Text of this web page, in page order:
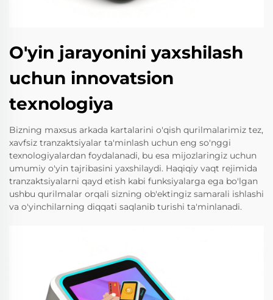
O'yin jarayonini yaxshilash
uchun innovatsion
texnologiya
Bizning maxsus arkada kartalarini o'qish qurilmalarimiz tez,
xavfsiz tranzaktsiyalar ta'minlash uchun eng so'nggi
texnologiyalardan foydalanadi, bu esa mijozlaringiz uchun
umumiy o'yin tajribasini yaxshilaydi. Haqiqiy vaqt rejimida
tranzaktsiyalarni qayd etish kabi funksiyalarga ega bo'lgan
ushbu qurilmalar orqali sizning ob'ektingiz samarali ishlashi
va o'yinchilarning diqqati saqlanib turishi ta'minlanadi.